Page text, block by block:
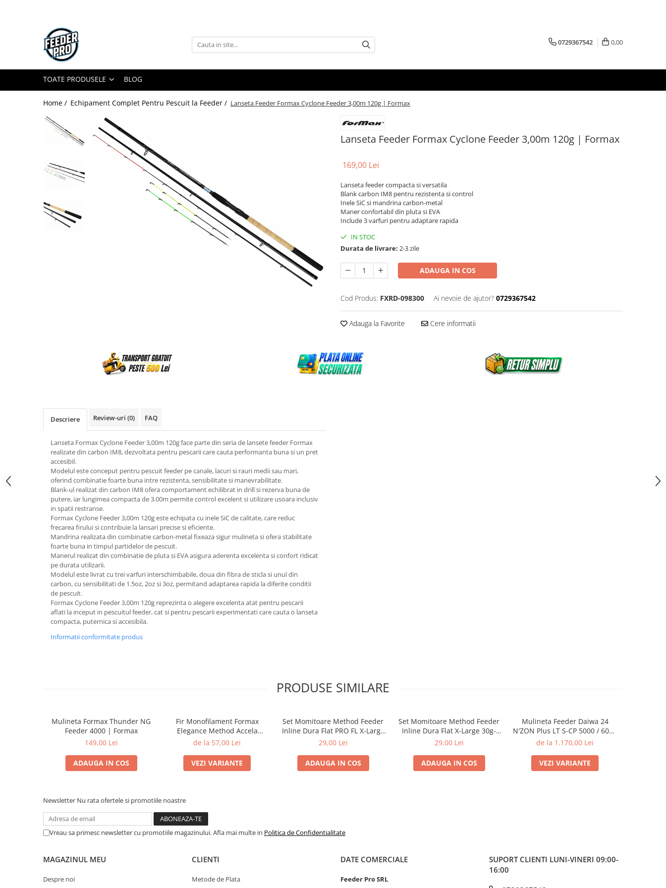
Toate Produsele
Accesorii Diverse
Mincioguri si Juvelnice
Scaune si Accesorii
Bagajerie Pescuit
Accesorii Nadire
Nade si Momeli
Accesorii Monturi
0729367542 0,00
TOATE PRODUSELE BLOG
Home / Echipament Complet Pentru Pescuit la Feeder / Lanseta Feeder Formax Cyclone Feeder 3,00m 120g | Formax
Lanseta Feeder Formax Cyclone Feeder 3,00m 120g | Formax
169,00 Lei
Lanseta feeder compacta si versatila
Blank carbon IM8 pentru rezistenta si control
Inele SiC si mandrina carbon-metal
Maner confortabil din pluta si EVA
Include 3 varfuri pentru adaptare rapida
IN STOC
Durata de livrare: 2-3 zile
ADAUGA IN COS
Cod Produs: FXRD-098300 Ai nevoie de ajutor? 0729367542
Adauga la Favorite Cere informatii
Descriere Review-uri (0) FAQ
Lanseta Formax Cyclone Feeder 3,00m 120g face parte din seria de lansete feeder Formax
realizate din carbon IM8, dezvoltata pentru pescarii care cauta performanta buna si un pret
accesibil.
Modelul este conceput pentru pescuit feeder pe canale, lacuri si rauri medii sau mari,
oferind combinatie foarte buna intre rezistenta, sensibilitate si manevrabilitate.
Blank-ul realizat din carbon IM8 ofera comportament echilibrat in drill si rezerva buna de
putere, iar lungimea compacta de 3.00m permite control excelent si utilizare usoara inclusiv
in spatii restranse.
Formax Cyclone Feeder 3,00m 120g este echipata cu inele SiC de calitate, care reduc
frecarea firului si contribuie la lansari precise si eficiente.
Mandrina realizata din combinatie carbon-metal fixeaza sigur mulineta si ofera stabilitate
foarte buna in timpul partidelor de pescuit.
Manerul realizat din combinatie de pluta si EVA asigura aderenta excelenta si confort ridicat
pe durata utilizarii.
Modelul este livrat cu trei varfuri interschimbabile, doua din fibra de sticla si unul din
carbon, cu sensibilitati de 1.5oz, 2oz si 3oz, permitand adaptarea rapida la diferite conditii
de pescuit.
Formax Cyclone Feeder 3,00m 120g reprezinta o alegere excelenta atat pentru pescarii
aflati la inceput in pescuitul feeder, cat si pentru pescarii experimentati care cauta o lanseta
compacta, puternica si accesibila.
Informatii conformitate produs
PRODUSE SIMILARE
Mulineta Formax Thunder NG
Feeder 4000 | Formax
149,00 Lei
ADAUGA IN COS
Fir Monofilament Formax
Elegance Method Accela
Distance Feeder Fluo 1000m |
de la 57,00 Lei
VEZI VARIANTE
Set Momitoare Method Feeder
Inline Dura Flat PRO FL X-Large
60g-70g-80g | PRO FL
29,00 Lei
ADAUGA IN COS
Set Momitoare Method Feeder
Inline Dura Flat X-Large 30g-
40g-50g | PRO FL
29,00 Lei
ADAUGA IN COS
Mulineta Feeder Daiwa 24
N'ZON Plus LT S-CP 5000 / 6000
| Daiwa
de la 1.170,00 Lei
VEZI VARIANTE
Newsletter Nu rata ofertele si promotiile noastre
Vreau sa primesc newsletter cu promotiile magazinului. Afla mai multe in Politica de Confidentialitate
MAGAZINUL MEU
Despre noi
CLIENTI
Metode de Plata
DATE COMERCIALE
Feeder Pro SRL
SUPORT CLIENTI LUNI-VINERI 09:00-
16:00